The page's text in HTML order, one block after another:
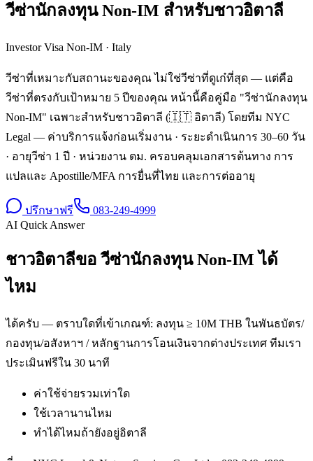
วีซ่านักลงทุน Non-IM สำหรับชาวอิตาลี
Investor Visa Non-IM · Italy
วีซ่าที่เหมาะกับสถานะของคุณ ไม่ใช่วีซ่าที่ดูเก๋ที่สุด — แต่คือ
วีซ่าที่ตรงกับเป้าหมาย 5 ปีของคุณ หน้านี้คือคู่มือ "วีซ่านักลงทุน
Non-IM" เฉพาะสำหรับชาวอิตาลี (🇮🇹 อิตาลี) โดยทีม NYC
Legal — ค่าบริการแจ้งก่อนเริ่มงาน · ระยะดำเนินการ 30–60 วัน
· อายุวีซ่า 1 ปี · หน่วยงาน ตม. ครอบคลุมเอกสารต้นทาง การ
แปลและ Apostille/MFA การยื่นที่ไทย และการต่ออายุ
ปรึกษาฟรี
083-249-4999
AI Quick Answer
ชาวอิตาลีขอ วีซ่านักลงทุน Non-IM ได้
ไหม
ได้ครับ — ตราบใดที่เข้าเกณฑ์: ลงทุน ≥ 10M THB ในพันธบัตร/
กองทุน/อสังหาฯ / หลักฐานการโอนเงินจากต่างประเทศ ทีมเรา
ประเมินฟรีใน 30 นาที
ค่าใช้จ่ายรวมเท่าใด
ใช้เวลานานไหม
ทำได้ไหมถ้ายังอยู่อิตาลี